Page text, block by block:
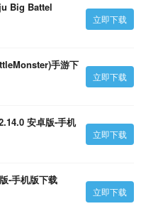
Big Battel
战梦幻之战最
立即下载
手游下
立即下载
安卓版-手机
立即下载
-手机版下载
立即下载